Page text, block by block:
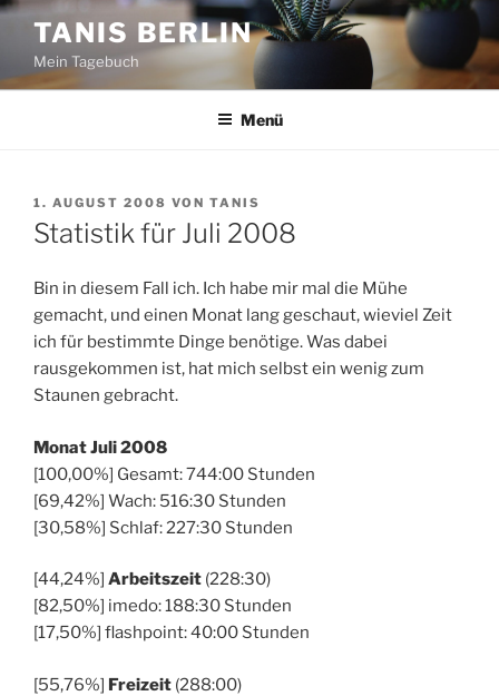
Zum
Inhalt
springen
TANIS BERLIN
Mein Tagebuch
Menü
VERÖFFENTLICHT
AM
1. AUGUST 2008 VON TANIS
Statistik für Juli 2008
Bin in diesem Fall ich. Ich habe mir mal die Mühe
gemacht, und einen Monat lang geschaut, wieviel Zeit
ich für bestimmte Dinge benötige. Was dabei
rausgekommen ist, hat mich selbst ein wenig zum
Staunen gebracht.
Monat Juli 2008
[100,00%] Gesamt: 744:00 Stunden
[69,42%] Wach: 516:30 Stunden
[30,58%] Schlaf: 227:30 Stunden
[44,24%] Arbeitszeit (228:30)
[82,50%] imedo: 188:30 Stunden
[17,50%] flashpoint: 40:00 Stunden
[55,76%] Freizeit (288:00)